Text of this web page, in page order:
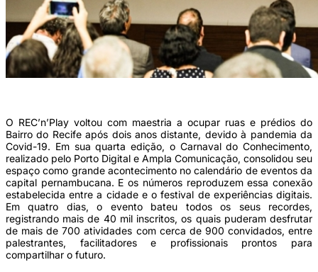
O REC’n’Play voltou com maestria a ocupar ruas e prédios do
Bairro do Recife após dois anos distante, devido à pandemia da
Covid-19. Em sua quarta edição, o Carnaval do Conhecimento,
realizado pelo Porto Digital e Ampla Comunicação, consolidou seu
espaço como grande acontecimento no calendário de eventos da
capital pernambucana. E os números reproduzem essa conexão
estabelecida entre a cidade e o festival de experiências digitais.
Em quatro dias, o evento bateu todos os seus recordes,
registrando mais de 40 mil inscritos, os quais puderam desfrutar
de mais de 700 atividades com cerca de 900 convidados, entre
palestrantes, facilitadores e profissionais prontos para
compartilhar o futuro.